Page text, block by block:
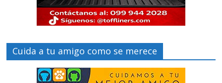
Cuida a tu amigo como se merece